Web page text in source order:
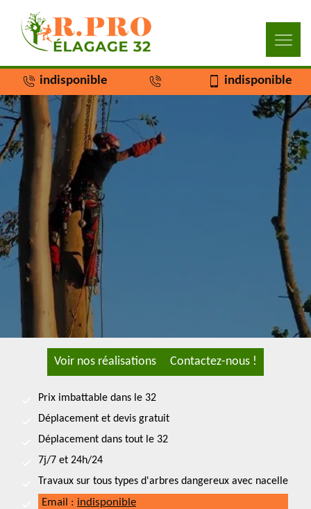
indisponible indisponible
Voir nos réalisations Contactez-nous !
Prix imbattable dans le 32
Déplacement et devis gratuit
Déplacement dans tout le 32
7j/7 et 24h/24
Travaux sur tous types d'arbres dangereux avec nacelle
Email : indisponible